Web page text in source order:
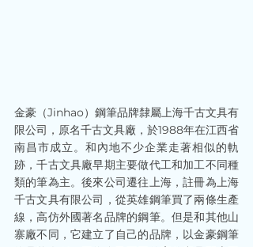
金豪（Jinhao）鋼筆品牌隸屬上海千古文具有
限公司，原名千古文具廠，於1988年在江西省
南昌市成立。和內地不少企業走著相似的軌
跡，千古文具廠早期主要做代工和加工不同種
類的筆為主。後來公司遷往上海，註冊為上海
千古文具有限公司，從英雄鋼筆買了兩條生產
線，高仿外國著名品牌的鋼筆。但是和其他山
寨廠不同，它建立了自己的品牌，以金豪鋼筆